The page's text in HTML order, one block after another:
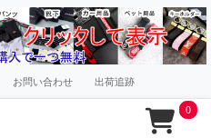
お問い合わせ 出荷追跡
0